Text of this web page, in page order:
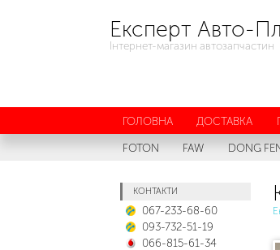
Експерт Авто-
Інтернет-магазин автозапчастин
ГОЛОВНА ДОСТАВКА
FOTON
FAW DONG
КОНТАКТИ
067-233-68-60
093-732-51-19
066-815-61-34